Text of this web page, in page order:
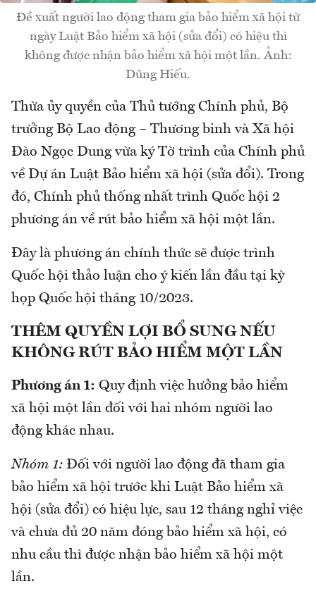
Đề xuất người lao động tham gia bảo hiểm xã hội từ
ngày Luật Bảo hiểm xã hội (sửa đổi) có hiệu thì
không được nhận bảo hiểm xã hội một lần. Ảnh:
Dũng Hiếu.
Thừa ủy quyền của Thủ tướng Chính phủ, Bộ
trưởng Bộ Lao động – Thương binh và Xã hội
Đào Ngọc Dung vừa ký Tờ trình của Chính phủ
về Dự án Luật Bảo hiểm xã hội (sửa đổi). Trong
đó, Chính phủ thống nhất trình Quốc hội 2
phương án về rút bảo hiểm xã hội một lần.
Đây là phương án chính thức sẽ được trình
Quốc hội thảo luận cho ý kiến lần đầu tại kỳ
họp Quốc hội tháng 10/2023.
THÊM QUYỀN LỢI BỔ SUNG NẾU
KHÔNG RÚT BẢO HIỂM MỘT LẦN
Phương án 1: Quy định việc hưởng bảo hiểm
xã hội một lần đối với hai nhóm người lao
động khác nhau.
Nhóm 1: Đối với người lao động đã tham gia
bảo hiểm xã hội trước khi Luật Bảo hiểm xã
hội (sửa đổi) có hiệu lực, sau 12 tháng nghỉ việc
và chưa đủ 20 năm đóng bảo hiểm xã hội, có
nhu cầu thì được nhận bảo hiểm xã hội một
lần.